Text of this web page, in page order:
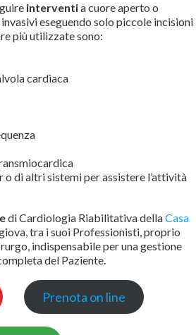
interventia cuore aperto o
eseguendo solo piccole incisioni
più utilizzate sono:
cardiaca
o di altri sistemi per assistere l’attività
di Cardiologia Riabilitativa dellaCasa
tra i suoi Professionisti, proprio
indispensabile per una gestione
del Paziente.
Prenota on line